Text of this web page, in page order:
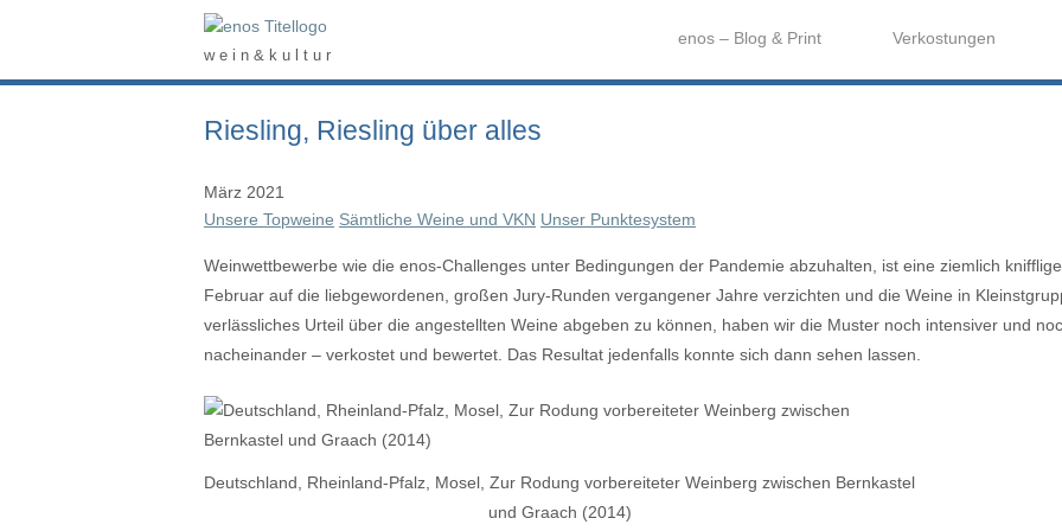
Home
w e i n & k u l t u r
enos – Blog & Print Verkostungen
Riesling, Riesling über alles
März 2021
Unsere Topweine Sämtliche Weine und VKN Unser Punktesystem
Weinwettbewerbe wie die enos-Challenges unter Bedingungen der Pandemie abzuhalten, ist eine ziemlich
Februar auf die liebgewordenen, großen Jury-Runden vergangener Jahre verzichten und die Weine in
verlässliches Urteil über die angestellten Weine abgeben zu können, haben wir die Muster noch intensiver und
nacheinander – verkostet und bewertet. Das Resultat jedenfalls konnte sich dann sehen lassen.
Deutschland, Rheinland-Pfalz, Mosel, Zur Rodung vorbereiteter Weinberg zwischen Bernkastel
und Graach (2014)